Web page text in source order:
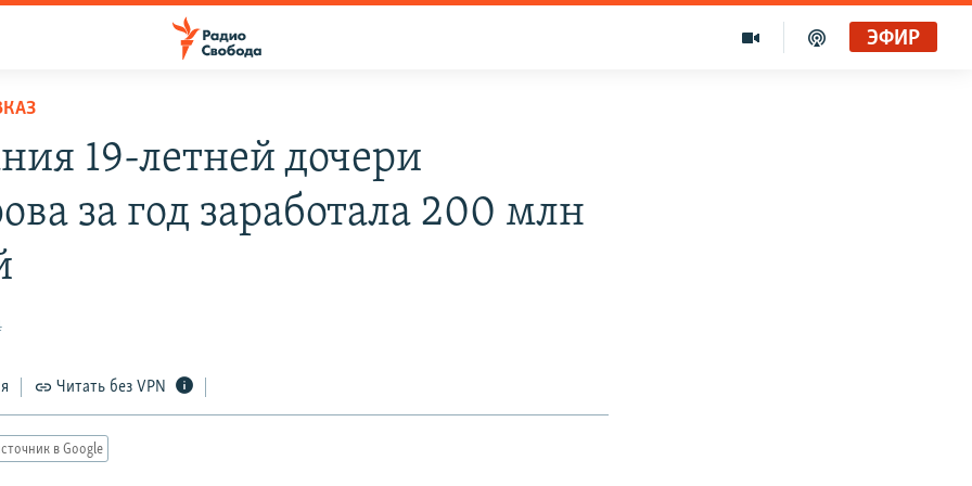
ЭФИР
19-летней дочери
за год заработала 200 млн
Читать без VPN
в Google